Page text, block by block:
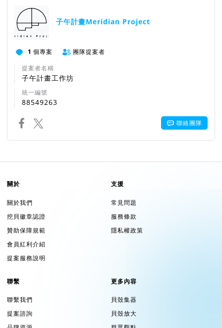
子午計畫Meridian Project
1 個專案
團隊提案者
提案者名稱
子午計畫工作坊
統一編號
88549263
聯絡團隊
關於
關於我們
挖貝徽章認證
贊助保障規範
會員紅利介紹
提案服務說明
支援
常見問題
服務條款
隱私權政策
聯繫
聯繫我們
提案諮詢
更多內容
貝殼集器
貝殼放大